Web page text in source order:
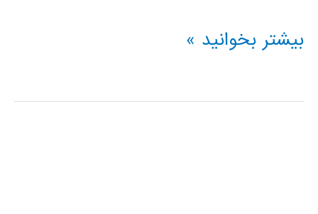
فیلم
simmehanics
بیشتر بخوانید »